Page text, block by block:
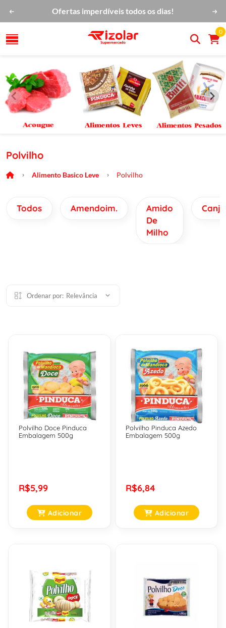
Ofertas imperdíveis todos os dias!
0
Polvilho
Alimento Basico Leve Polvilho
Todos Amendoim.
Amido
De
Milho
Ordenar por: Relevância
Polvilho Doce Pinduca
Embalagem 500g
R$5,99
Adicionar
Polvilho Pinduca Azedo
Embalagem 500g
R$6,84
Adicionar